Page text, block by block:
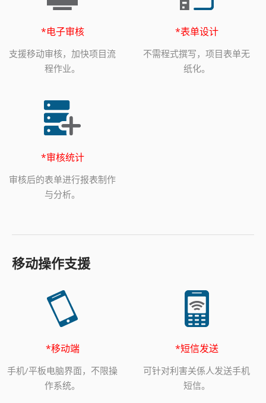
*电子审核
支援移动审核，加快项目流
程作业。
*表单设计
不需程式撰写，项目表单无
纸化。
*审核统计
审核后的表单进行报表制作
与分析。
移动操作支援
*移动端
手机/平板电脑界面，不限操
作系统。
*短信发送
可针对利害关係人发送手机
短信。